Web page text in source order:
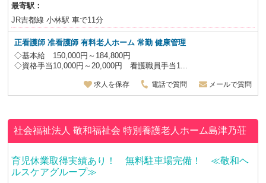
最寄駅：
JR吉都線 小林駅 車で11分
正看護師 准看護師有料老人ホーム 常勤 健康管理
◇基本給 150,000円～184,800円
◇資格手当10,000円～20,000円 看護職員手当1...
求人を保存 電話で質問 メールで質問
社会福祉法人 敬和福祉会特別養護老人ホーム島津乃荘
育児休業取得実績あり！ 無料駐車場完備！ ≪敬和ヘ
ルスケアグループ≫